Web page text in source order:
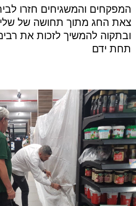
המפקחים והמשגיחים חזרו
צאת החג מתוך תחושה של
ובתקוה להמשיך לזכות את
תחת ידם